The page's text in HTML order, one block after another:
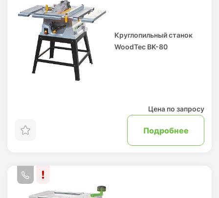
Круглопильный станок
WoodTec BK-80
Цена по запросу
Подробнее